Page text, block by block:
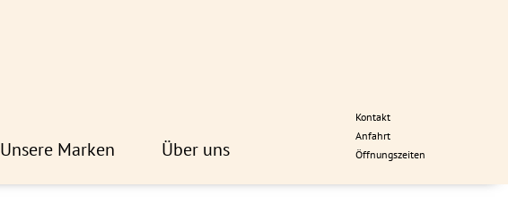
Kontakt
Anfahrt
Öffnungszeiten
Unsere Marken Über uns